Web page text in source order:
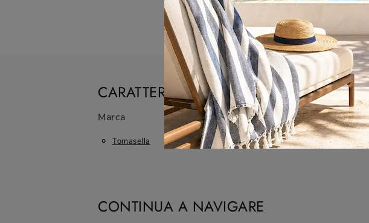
CARATTERISTICHE
Marca
Tomasella
Materiale
In Melaminico
Stile
Moderne
CONTINUA A NAVIGARE